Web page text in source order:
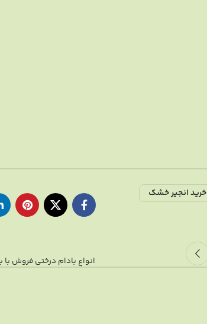
خرید انجیر خشک
انواع بادام درختی فروش با